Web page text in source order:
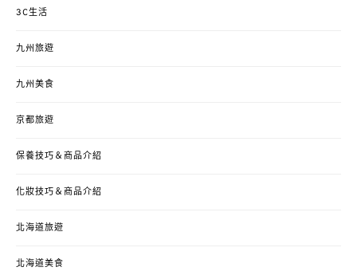
3C生活
九州旅遊
九州美食
京都旅遊
保養技巧＆商品介紹
化妝技巧＆商品介紹
北海道旅遊
北海道美食